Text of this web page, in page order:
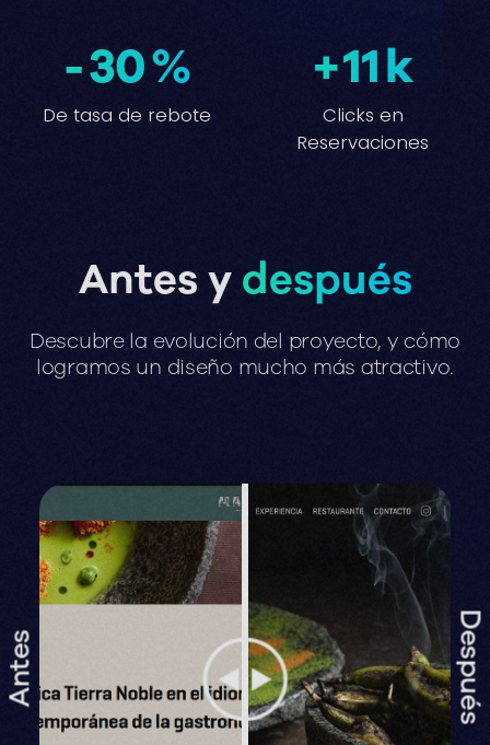
-30%
De tasa de rebote
+11k
Clicks en
Reservaciones
Antes y después
Descubre la evolución del proyecto, y cómo
logramos un diseño mucho más atractivo.
Antes Después